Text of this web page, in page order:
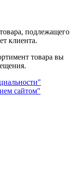
подлежащего
клиента.
товара вы
сайтом"